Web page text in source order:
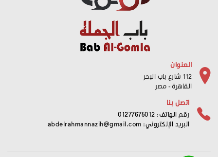
العنوان
112 شارع باب البحر
القاهرة - مصر
اتصل بنا
رقم الهاتف: 01277675012
البريد الإلكتروني: abdelrahmannazih@gmail.com